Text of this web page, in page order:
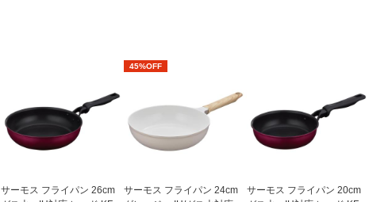
サーモス フライパン 26cm
45%OFF
サーモス フライパン 24cm
サーモス フライパン 20cm